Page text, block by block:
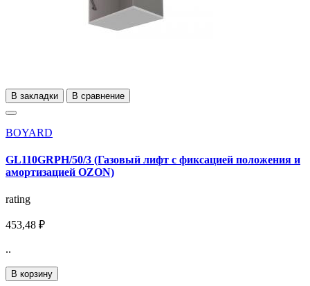
В закладки В сравнение
BOYARD
GL110GRPH/50/3 (Газовый лифт с фиксацией положения и
амортизацией OZON)
rating
453,48 ₽
..
В корзину